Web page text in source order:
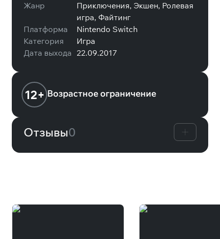
Жанр
Приключения, Экшен, Ролевая
игра, Файтинг
Платформа
Nintendo Switch
Категория
Игра
Дата выхода 22.09.2017
12+ Возрастное ограничение
Отзывы0